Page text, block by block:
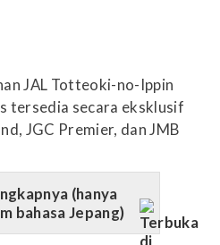
JAL Totteoki-no-Ippin
tersedia secara eksklusif
JGC Premier, dan JMB
(hanya
bahasa Jepang)